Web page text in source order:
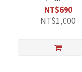
NT$690
NT$1,000